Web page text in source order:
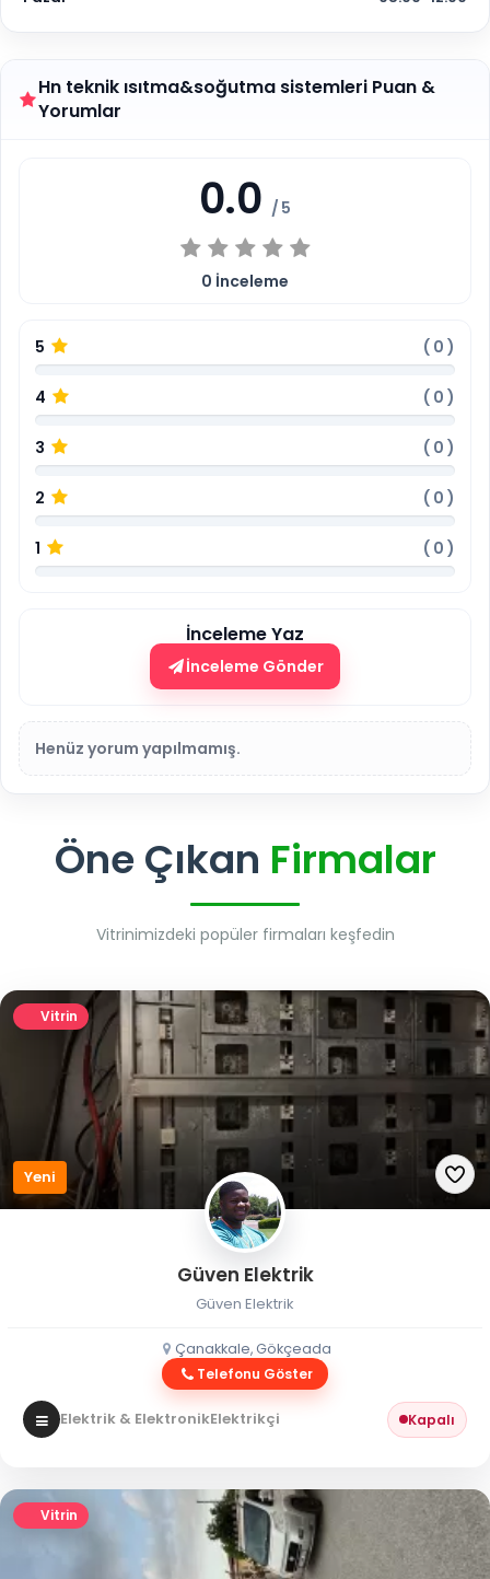
Hn teknik ısıtma&soğutma sistemleri Puan &
Yorumlar
0.0 / 5
0 İnceleme
5 ( 0 )
4 ( 0 )
3 ( 0 )
2 ( 0 )
1 ( 0 )
İnceleme Yaz
İnceleme Gönder
Henüz yorum yapılmamış.
Öne Çıkan Firmalar
Vitrinimizdeki popüler firmaları keşfedin
Vitrin
Yeni
Güven Elektrik
Güven Elektrik
Çanakkale, Gökçeada
Telefonu Göster
Elektrik & ElektronikElektrikçi Kapalı
Vitrin